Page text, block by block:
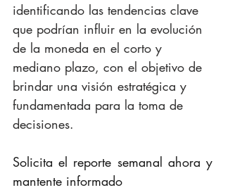
identificando las tendencias clave
que podrían influir en la evolución
de la moneda en el corto y
mediano plazo, con el objetivo de
brindar una visión estratégica y
fundamentada para la toma de
decisiones.
Solicita el reporte semanal ahora y
mantente informado